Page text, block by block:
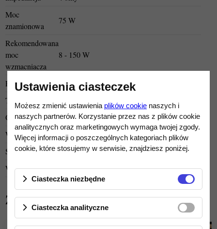
Moc
znamionowa
75 W
Rekomendowana
moc
wzmacniacza
8 - 150 W
Podzespoły
Wysokiej jakości Jantzen Audio
Terminale
Obudowa
Aluminium
Wymiary
370 x 150 x 170mm
Stojaki
Odłączane drewniane
Waga
13 kg
Zdjęcia
Ustawienia ciasteczek
Możesz zmienić ustawienia plików cookie naszych i
naszych partnerów. Korzystanie przez nas z plików cookie
analitycznych oraz marketingowych wymaga twojej zgody.
Więcej informacji o poszczególnych kategoriach plików
cookie, które stosujemy w serwisie, znajdziesz poniżej.
Ciasteczka niezbędne
Ciasteczka analityczne